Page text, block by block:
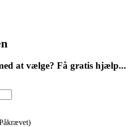
at vælge? Få gratis hjælp...